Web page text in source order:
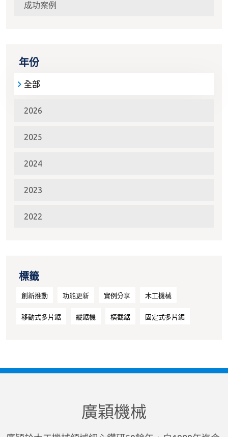
成功案例
年份
全部
2026
2025
2024
2023
2022
標籤
創新推動 功能更新 實例分享 木工機械
移動式多片鋸 縱鋸機 橫截鋸 固定式多片鋸
廣穎機械